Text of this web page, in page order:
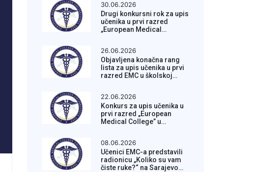
30.06.2026
Drugi konkursni rok za upis
učenika u prvi razred
„European Medical
26.06.2026
Objavljena konačna rang
lista za upis učenika u prvi
razred EMC u školskoj
22.06.2026
Konkurs za upis učenika u
prvi razred „European
Medical College” u
08.06.2026
Učenici EMC-a predstavili
radionicu „Koliko su vam
čiste ruke?“ na Sarajevo